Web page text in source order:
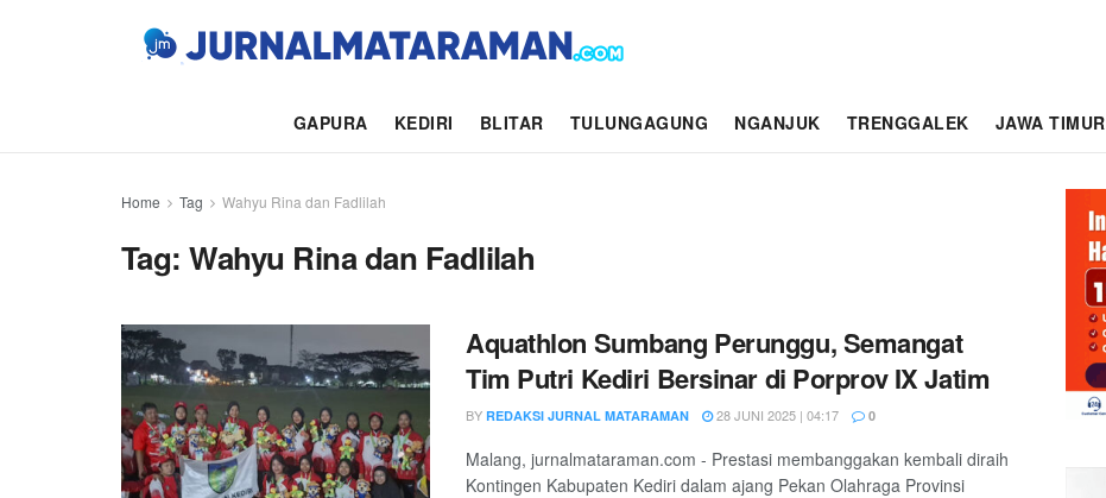
GAPURA KEDIRI BLITAR TULUNGAGUNG NGANJUK TRENGGALEK JAWA TIMUR
Home Tag Wahyu Rina dan Fadlilah
Tag:Wahyu Rina dan Fadlilah
Aquathlon Sumbang Perunggu, Semangat
Tim Putri Kediri Bersinar di Porprov IX Jatim
BY REDAKSI JURNAL MATARAMAN 28 JUNI 2025 | 04:17 0
Malang, jurnalmataraman.com - Prestasi membanggakan kembali diraih
Kontingen Kabupaten Kediri dalam ajang Pekan Olahraga Provinsi